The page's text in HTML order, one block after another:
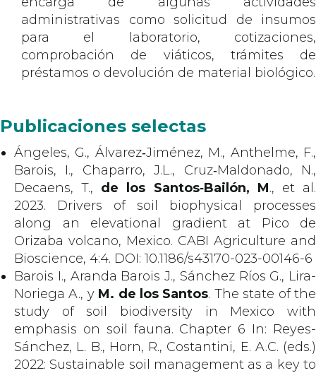
administrativas como solicitud de insumos
para el laboratorio, cotizaciones,
comprobación de viáticos, trámites de
préstamos o devolución de material biológico.
Publicaciones selectas
Ángeles, G., Álvarez‑Jiménez, M., Anthelme, F.,
Barois, I., Chaparro, J.L., Cruz‑Maldonado, N.,
Decaens, T., de los Santos‑Bailón, M., et al.
2023. Drivers of soil biophysical processes
along an elevational gradient at Pico de
Orizaba volcano, Mexico. CABI Agriculture and
Bioscience, 4:4. DOI: 10.1186/s43170-023-00146-6
Barois I., Aranda Barois J., Sánchez Ríos G., Lira-
Noriega A., y M. de los Santos. The state of the
study of soil biodiversity in Mexico with
emphasis on soil fauna. Chapter 6 In: Reyes-
Sánchez, L. B., Horn, R., Costantini, E. A.C. (eds.)
2022: Sustainable soil management as a key to